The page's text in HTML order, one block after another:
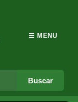
Buscar
☰ MENU